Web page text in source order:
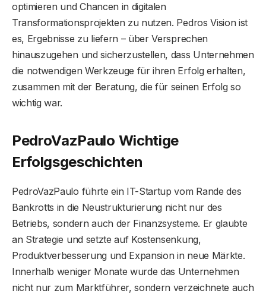
optimieren und Chancen in digitalen
Transformationsprojekten zu nutzen. Pedros Vision ist
es, Ergebnisse zu liefern – über Versprechen
hinauszugehen und sicherzustellen, dass Unternehmen
die notwendigen Werkzeuge für ihren Erfolg erhalten,
zusammen mit der Beratung, die für seinen Erfolg so
wichtig war.
PedroVazPaulo Wichtige
Erfolgsgeschichten
PedroVazPaulo führte ein IT-Startup vom Rande des
Bankrotts in die Neustrukturierung nicht nur des
Betriebs, sondern auch der Finanzsysteme. Er glaubte
an Strategie und setzte auf Kostensenkung,
Produktverbesserung und Expansion in neue Märkte.
Innerhalb weniger Monate wurde das Unternehmen
nicht nur zum Marktführer, sondern verzeichnete auch